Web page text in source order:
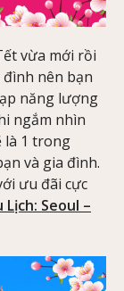
vừa mới rồi
nên bạn
năng lượng
ngắm nhìn
là 1 trong
và gia đình.
ưu đãi cực
Seoul –